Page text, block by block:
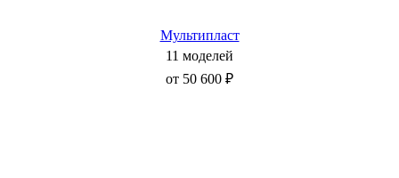
Мультипласт
11 моделей
от 50 600 ₽